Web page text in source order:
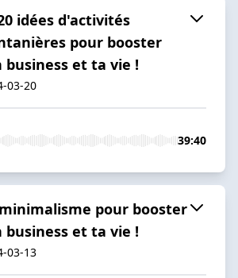
idées d'activités
pour booster
business et ta vie !
03-20
39:40
pour booster
business et ta vie !
03-13